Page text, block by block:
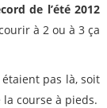
de l’été 2012
à 2 ou à 3 ça
pas là, soit
course à pieds.